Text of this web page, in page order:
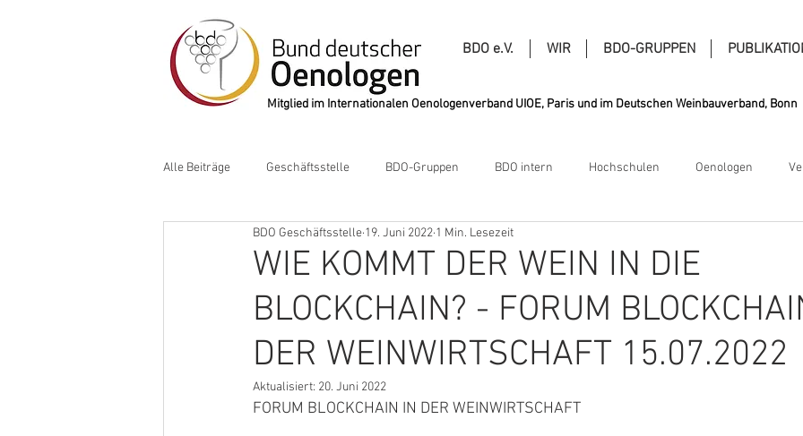
BDO e.V. WIR BDO-GRUPPEN
Mitglied im Internationalen Oenologenverband UIOE, Paris und im Deutschen Weinbauverband, Bonn
Alle Beiträge Geschäftsstelle BDO-Gruppen BDO intern Hochschulen Oenologen
WIE KOMMT DER WEIN IN DIE
BLOCKCHAIN? - FORUM
DER WEINWIRTSCHAFT 15.07.2022
BDO Geschäftsstelle 19. Juni 2022 1 Min. Lesezeit
Aktualisiert: 20. Juni 2022
FORUM BLOCKCHAIN IN DER WEINWIRTSCHAFT